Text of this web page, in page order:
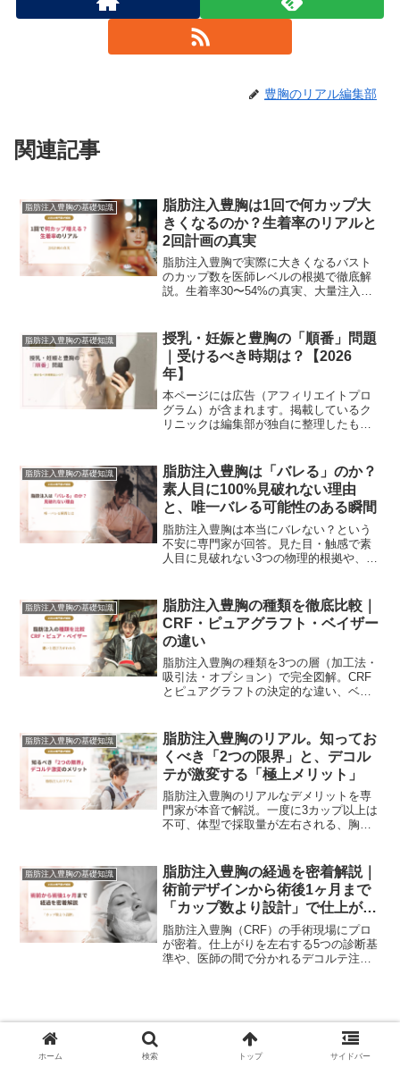
豊胸のリアル編集部
関連記事
脂肪注入豊胸の基礎知識
脂肪注入豊胸は1回で何カップ大
きくなるのか？生着率のリアルと
2回計画の真実
脂肪注入豊胸で実際に大きくなるバスト
のカップ数を医師レベルの根拠で徹底解
説。生着率30〜54%の真実、大量注入が
ど、失敗を避けるための必須知識を公開
します。
脂肪注入豊胸の基礎知識
授乳・妊娠と豊胸の「順番」問題
｜受けるべき時期は？【2026
年】
本ページには広告（アフィリエイトプロ
グラム）が含まれます。掲載しているク
リニックは編集部が独自に整理したもの
height:1.85!impor...
脂肪注入豊胸の基礎知識
脂肪注入豊胸は「バレる」のか？
素人目に100%見破れない理由
と、唯一バレる可能性のある瞬間
脂肪注入豊胸は本当にバレない？という
不安に専門家が回答。見た目・触感で素
人目に見破れない3つの物理的根拠や、術
と、がん誤診を防ぐ対策まで網羅しま
す。
脂肪注入豊胸の基礎知識
脂肪注入豊胸の種類を徹底比較｜
CRF・ピュアグラフト・ベイザー
の違い
脂肪注入豊胸の種類を3つの層（加工法・
吸引法・オプション）で完全図解。CRF
とピュアグラフトの決定的な違い、ベイ
やすく解説します。
脂肪注入豊胸の基礎知識
脂肪注入豊胸のリアル。知ってお
くべき「2つの限界」と、デコル
テが激変する「極上メリット」
脂肪注入豊胸のリアルなデメリットを専
門家が本音で解説。一度に3カップ以上は
不可、体型で採取量が左右される、胸と
いデコルテが激変する極上メリットまで
網羅します。
脂肪注入豊胸の基礎知識
脂肪注入豊胸の経過を密着解説｜
術前デザインから術後1ヶ月まで
「カップ数より設計」で仕上がり
が決まる理由
脂肪注入豊胸（CRF）の手術現場にプロ
が密着。仕上がりを左右する5つの診断基
準や、医師の間で分かれるデコルテ注入
脂肪注入豊胸クリニックの選び方｜目的
ホーム 検索 トップ サイドバー